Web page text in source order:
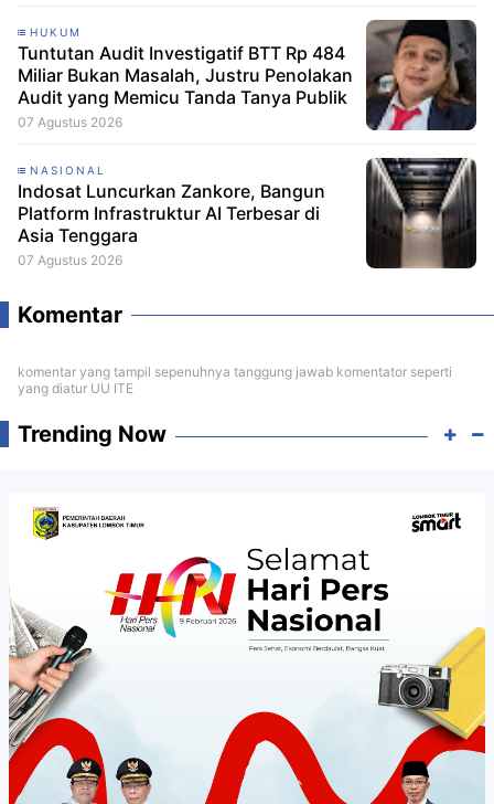
HUKUM
Tuntutan Audit Investigatif BTT Rp 484
Miliar Bukan Masalah, Justru Penolakan
Audit yang Memicu Tanda Tanya Publik
07 Agustus 2026
NASIONAL
Indosat Luncurkan Zankore, Bangun
Platform Infrastruktur AI Terbesar di
Asia Tenggara
07 Agustus 2026
Komentar
komentar yang tampil sepenuhnya tanggung jawab komentator seperti
yang diatur UU ITE
Trending Now